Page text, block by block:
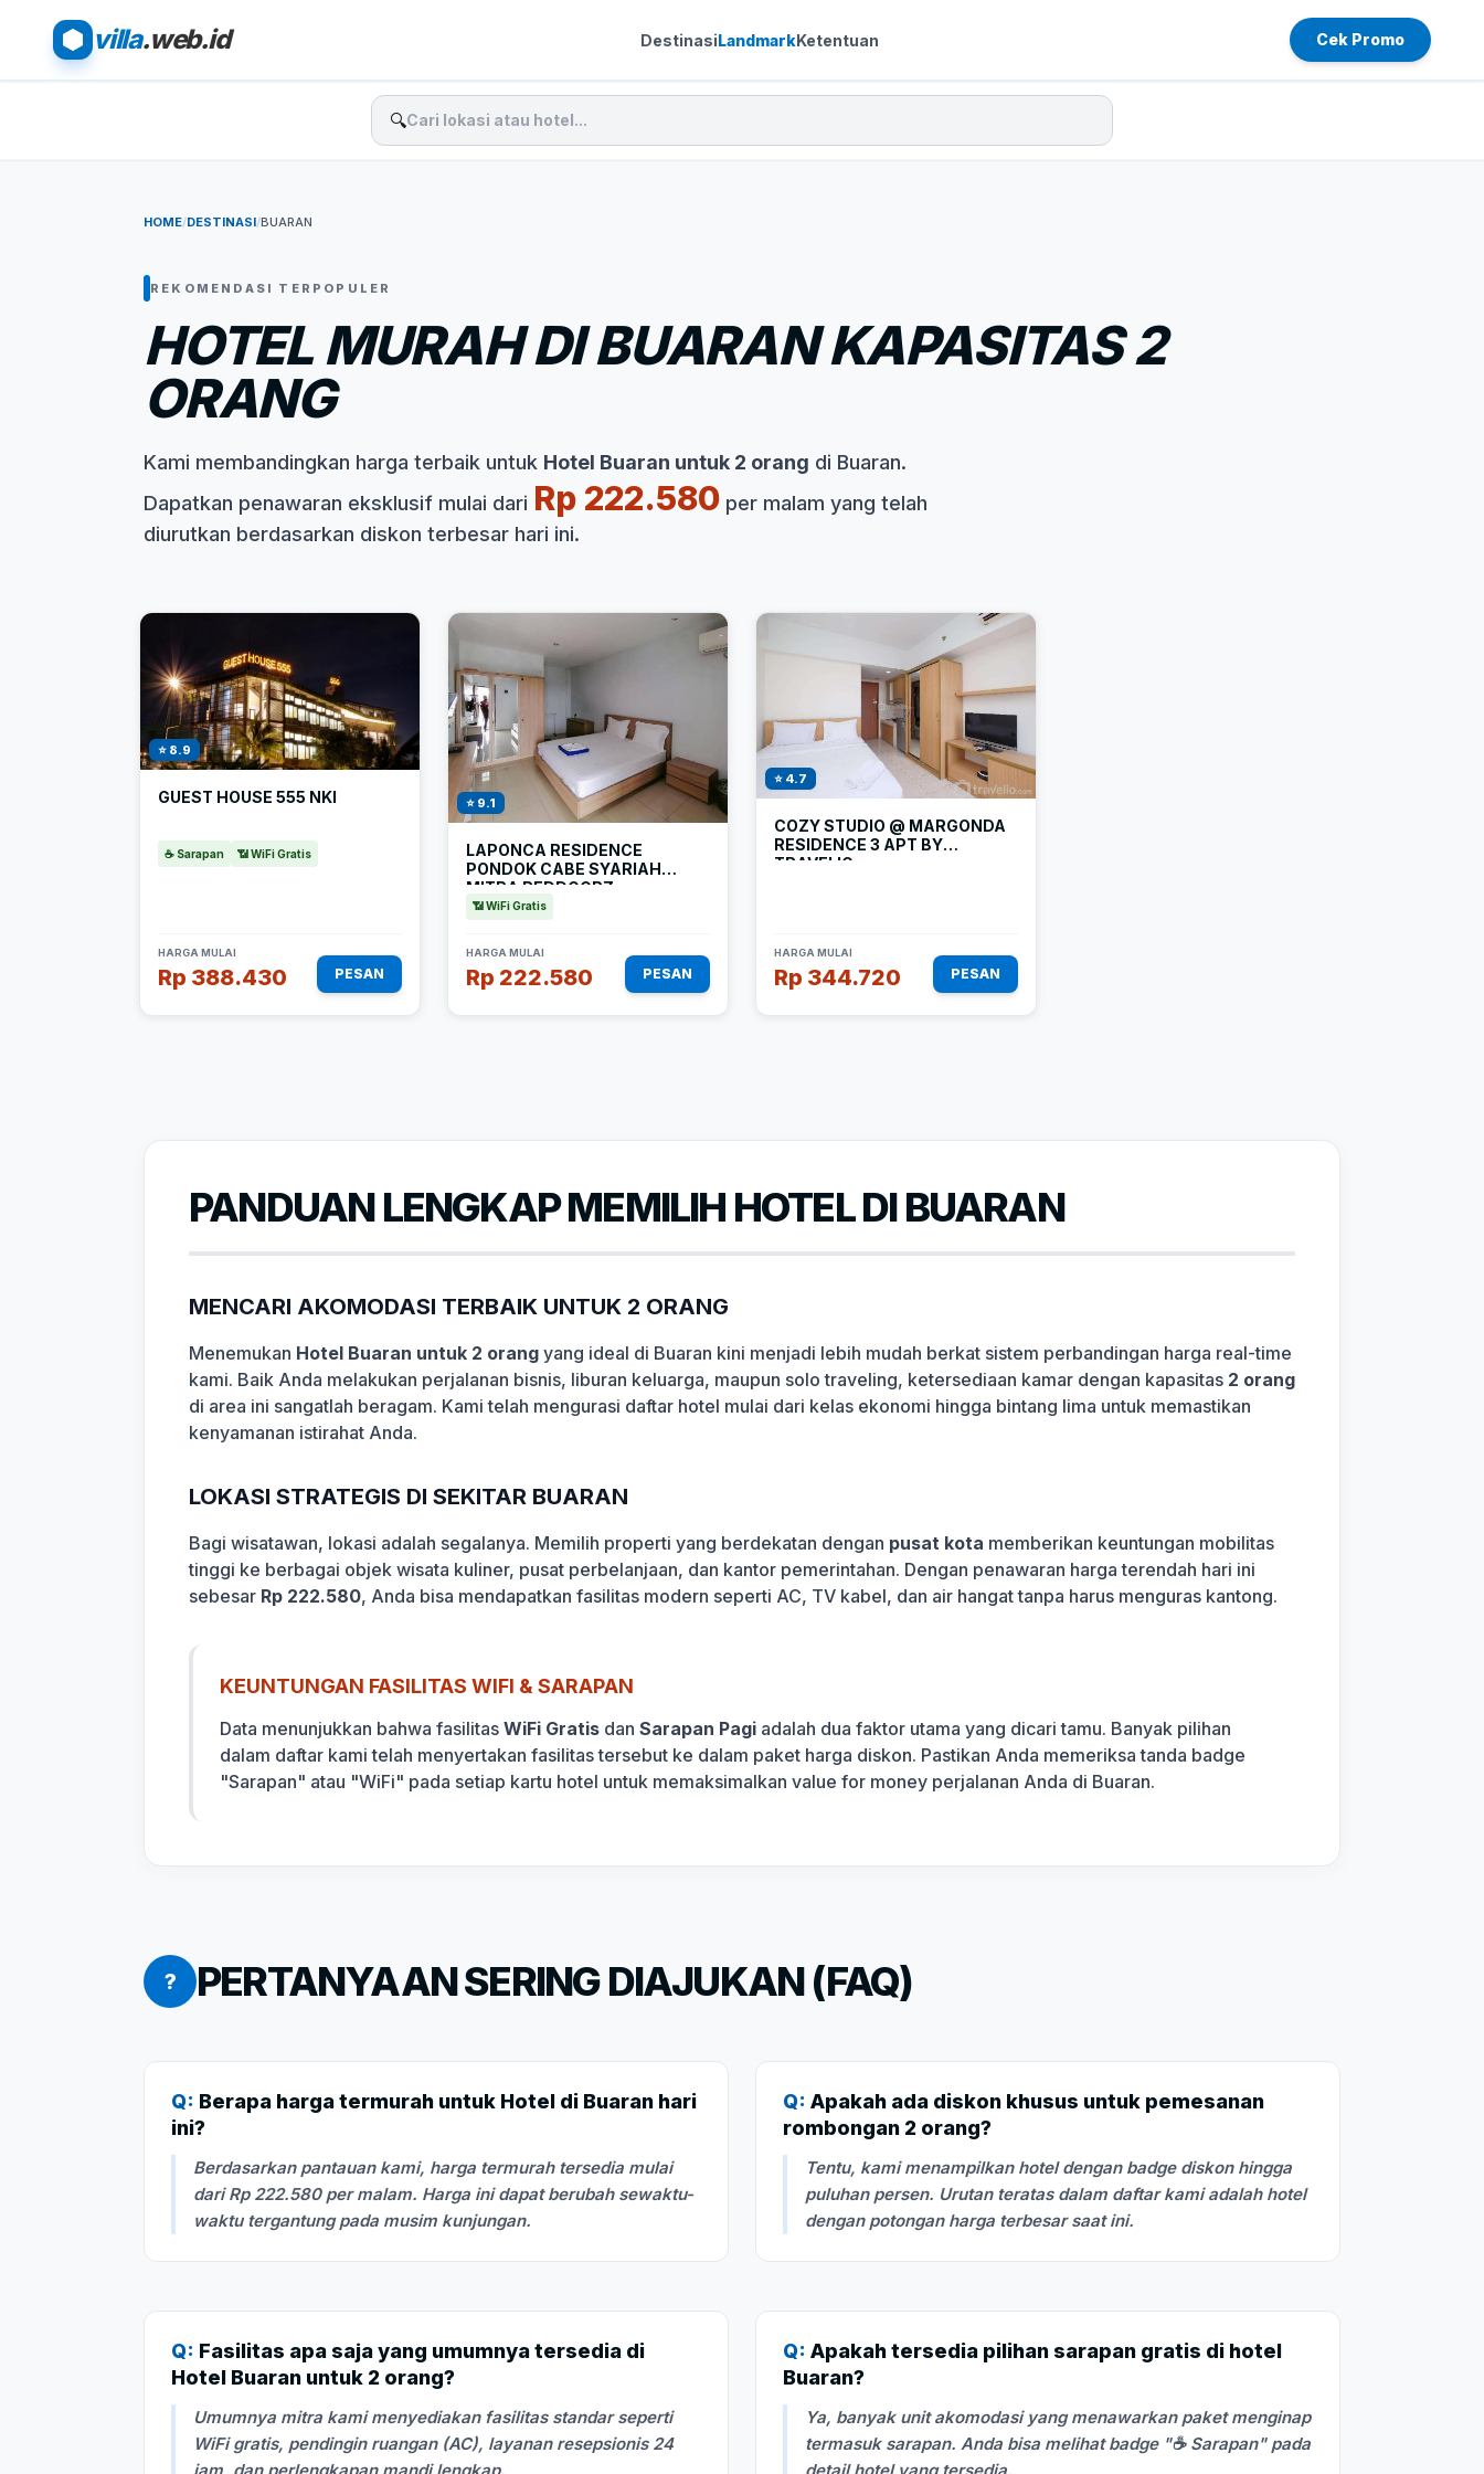
villa.web.id DestinasiLandmarkKetentuan Cek Promo
🔍
HOME/DESTINASI/BUARAN
REKOMENDASI TERPOPULER
HOTEL MURAH DI BUARAN KAPASITAS 2
ORANG
Kami membandingkan harga terbaik untuk Hotel Buaran untuk 2 orang di Buaran.
Dapatkan penawaran eksklusif mulai dari Rp 222.580 per malam yang telah
diurutkan berdasarkan diskon terbesar hari ini.
⭐ 8.9
GUEST HOUSE 555 NKI
☕ Sarapan 📶 WiFi Gratis
HARGA MULAI
Rp 388.430 PESAN
⭐ 9.1
LAPONCA RESIDENCE
PONDOK CABE SYARIAH
MITRA REDDOORZ
📶 WiFi Gratis
HARGA MULAI
Rp 222.580 PESAN
⭐ 4.7
COZY STUDIO @ MARGONDA
RESIDENCE 3 APT BY
TRAVELIO
HARGA MULAI
Rp 344.720 PESAN
PANDUAN LENGKAP MEMILIH HOTEL DI BUARAN
MENCARI AKOMODASI TERBAIK UNTUK 2 ORANG
Menemukan Hotel Buaran untuk 2 orang yang ideal di Buaran kini menjadi lebih mudah berkat sistem perbandingan harga real-time
kami. Baik Anda melakukan perjalanan bisnis, liburan keluarga, maupun solo traveling, ketersediaan kamar dengan kapasitas 2 orang
di area ini sangatlah beragam. Kami telah mengurasi daftar hotel mulai dari kelas ekonomi hingga bintang lima untuk memastikan
kenyamanan istirahat Anda.
LOKASI STRATEGIS DI SEKITAR BUARAN
Bagi wisatawan, lokasi adalah segalanya. Memilih properti yang berdekatan dengan pusat kota memberikan keuntungan mobilitas
tinggi ke berbagai objek wisata kuliner, pusat perbelanjaan, dan kantor pemerintahan. Dengan penawaran harga terendah hari ini
sebesar Rp 222.580, Anda bisa mendapatkan fasilitas modern seperti AC, TV kabel, dan air hangat tanpa harus menguras kantong.
KEUNTUNGAN FASILITAS WIFI & SARAPAN
Data menunjukkan bahwa fasilitas WiFi Gratis dan Sarapan Pagi adalah dua faktor utama yang dicari tamu. Banyak pilihan
dalam daftar kami telah menyertakan fasilitas tersebut ke dalam paket harga diskon. Pastikan Anda memeriksa tanda badge
"Sarapan" atau "WiFi" pada setiap kartu hotel untuk memaksimalkan value for money perjalanan Anda di Buaran.
? PERTANYAAN SERING DIAJUKAN (FAQ)
Q: Berapa harga termurah untuk Hotel di Buaran hari
ini?
Berdasarkan pantauan kami, harga termurah tersedia mulai
dari Rp 222.580 per malam. Harga ini dapat berubah sewaktu-
waktu tergantung pada musim kunjungan.
Q: Apakah ada diskon khusus untuk pemesanan
rombongan 2 orang?
Tentu, kami menampilkan hotel dengan badge diskon hingga
puluhan persen. Urutan teratas dalam daftar kami adalah hotel
dengan potongan harga terbesar saat ini.
Q: Fasilitas apa saja yang umumnya tersedia di
Hotel Buaran untuk 2 orang?
Umumnya mitra kami menyediakan fasilitas standar seperti
WiFi gratis, pendingin ruangan (AC), layanan resepsionis 24
Q: Apakah tersedia pilihan sarapan gratis di hotel
Buaran?
Ya, banyak unit akomodasi yang menawarkan paket menginap
termasuk sarapan. Anda bisa melihat badge "☕ Sarapan" pada